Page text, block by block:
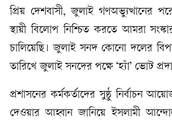
প্রিয় দেশবাসী, জুলাই গণঅভ্যুত্থানের
স্থায়ী বিলোপ নিশ্চিত করতে আমরা
চালিয়েছি। জুলাই সনদ কোনো দলের
তারিখে জুলাই সনদের পক্ষে ‘হ্যাঁ’ ভোট
প্রশাসনের কর্মকর্তাদের সুষ্ঠু নির্বাচন
দেওয়ার আহ্বান জানিয়ে ইসলামী